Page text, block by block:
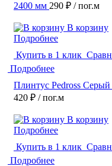
2400 мм 290 ₽ / пог.м
В корзину
Подробнее
Купить в 1 клик
Подробнее
Плинтус Pedross
420 ₽ / пог.м
В корзину
Подробнее
Купить в 1 клик
Подробнее